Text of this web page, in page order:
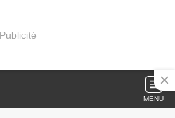
Publicité
MENU